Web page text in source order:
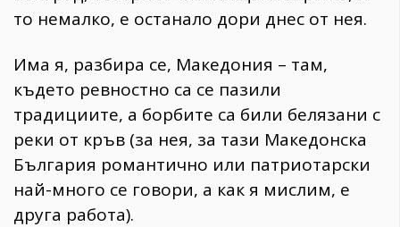
то немалко, е останало дори днес от нея.
Има я, разбира се, Македония – там,
където ревностно са се пазили
традициите, а борбите са били белязани с
реки от кръв (за нея, за тази Македонска
България романтично или патриотарски
най-много се говори, а как я мислим, е
друга работа).